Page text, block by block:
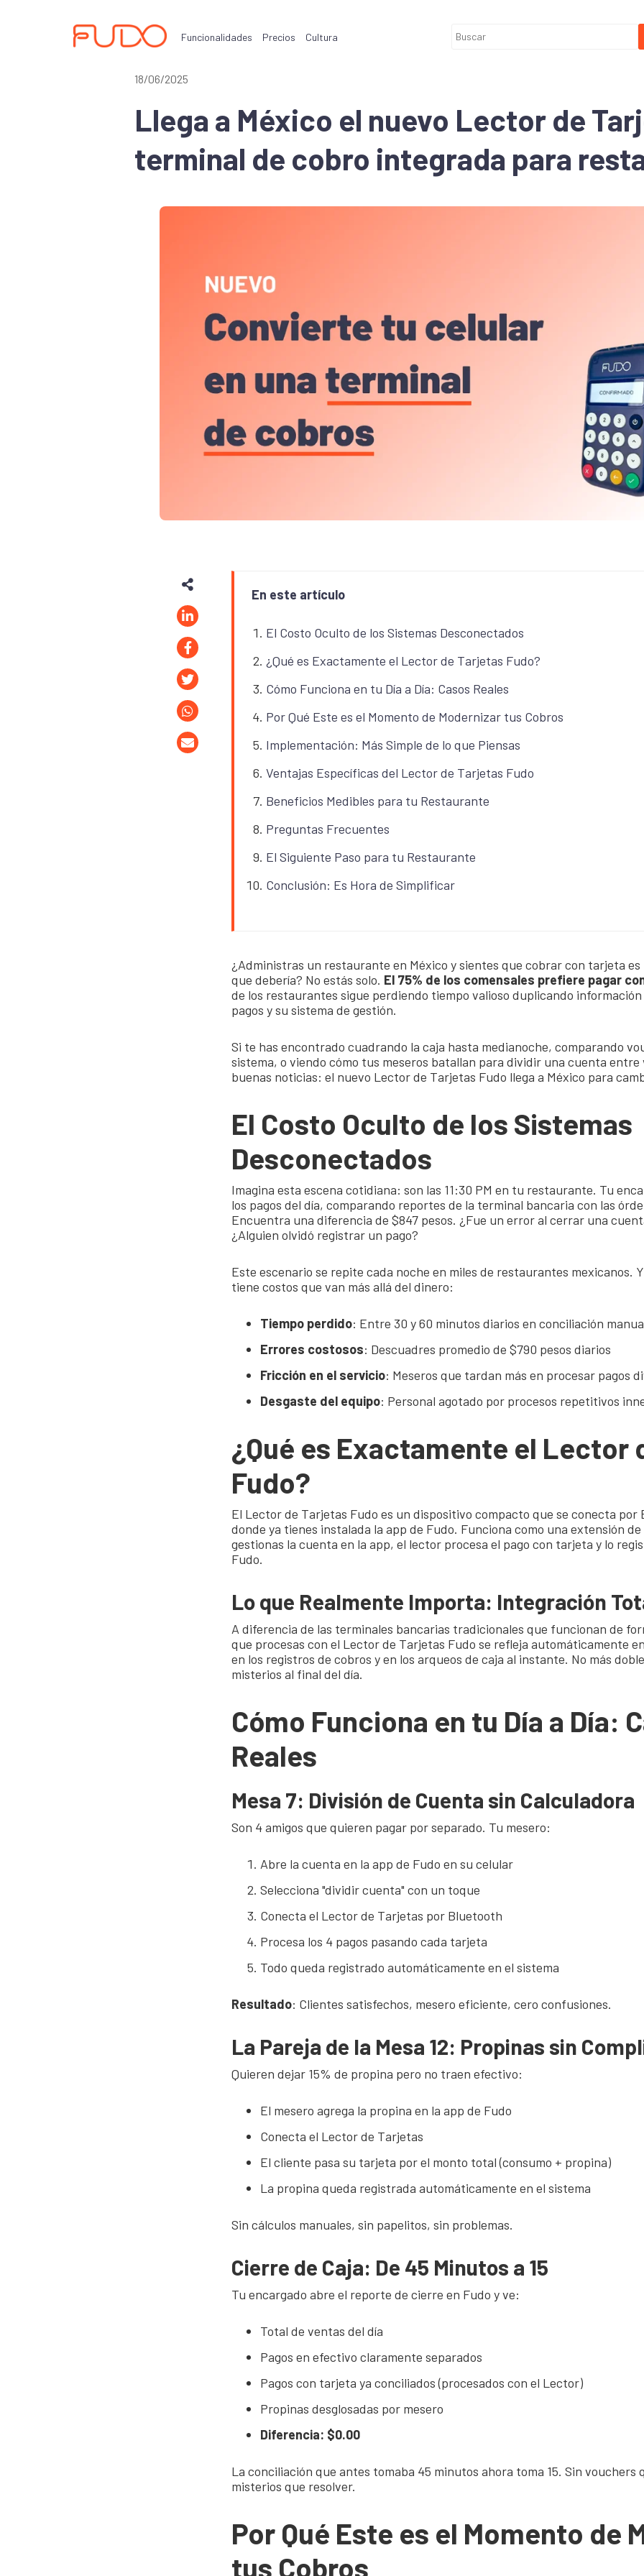
Funcionalidades Precios Cultura
18/06/2025
Llega a México el nuevo Lector de
terminal de cobro integrada para
En este artículo
El Costo Oculto de los Sistemas Desconectados
¿Qué es Exactamente el Lector de Tarjetas Fudo?
Cómo Funciona en tu Día a Día: Casos Reales
Por Qué Este es el Momento de Modernizar tus Cobros
Implementación: Más Simple de lo que Piensas
Ventajas Específicas del Lector de Tarjetas Fudo
Beneficios Medibles para tu Restaurante
Preguntas Frecuentes
El Siguiente Paso para tu Restaurante
Conclusión: Es Hora de Simplificar
¿Administras un restaurante en México y sientes que cobrar con tarjeta es
que debería? No estás solo. El 75% de los comensales prefiere pagar
de los restaurantes sigue perdiendo tiempo valioso duplicando
pagos y su sistema de gestión.
Si te has encontrado cuadrando la caja hasta medianoche, comparando
sistema, o viendo cómo tus meseros batallan para dividir una cuenta entre
buenas noticias: el nuevo Lector de Tarjetas Fudo llega a México para
El Costo Oculto de los Sistemas
Desconectados
Imagina esta escena cotidiana: son las 11:30 PM en tu restaurante. Tu
los pagos del día, comparando reportes de la terminal bancaria con las
Encuentra una diferencia de $847 pesos. ¿Fue un error al cerrar una
¿Alguien olvidó registrar un pago?
Este escenario se repite cada noche en miles de restaurantes mexicanos.
tiene costos que van más allá del dinero:
Tiempo perdido: Entre 30 y 60 minutos diarios en conciliación
Errores costosos: Descuadres promedio de $790 pesos diarios
Fricción en el servicio: Meseros que tardan más en procesar pagos
Desgaste del equipo: Personal agotado por procesos repetitivos
¿Qué es Exactamente el Lector
Fudo?
El Lector de Tarjetas Fudo es un dispositivo compacto que se conecta
donde ya tienes instalada la app de Fudo. Funciona como una extensión
gestionas la cuenta en la app, el lector procesa el pago con tarjeta y lo
Fudo.
Lo que Realmente Importa: Integración
A diferencia de las terminales bancarias tradicionales que funcionan de
que procesas con el Lector de Tarjetas Fudo se refleja automáticamente
en los registros de cobros y en los arqueos de caja al instante. No más
misterios al final del día.
Cómo Funciona en tu Día a Día:
Reales
Mesa 7: División de Cuenta sin Calculadora
Son 4 amigos que quieren pagar por separado. Tu mesero:
Abre la cuenta en la app de Fudo en su celular
Selecciona "dividir cuenta" con un toque
Conecta el Lector de Tarjetas por Bluetooth
Procesa los 4 pagos pasando cada tarjeta
Todo queda registrado automáticamente en el sistema
Resultado: Clientes satisfechos, mesero eficiente, cero confusiones.
La Pareja de la Mesa 12: Propinas sin
Quieren dejar 15% de propina pero no traen efectivo:
El mesero agrega la propina en la app de Fudo
Conecta el Lector de Tarjetas
El cliente pasa su tarjeta por el monto total (consumo + propina)
La propina queda registrada automáticamente en el sistema
Sin cálculos manuales, sin papelitos, sin problemas.
Cierre de Caja: De 45 Minutos a 15
Tu encargado abre el reporte de cierre en Fudo y ve:
Total de ventas del día
Pagos en efectivo claramente separados
Pagos con tarjeta ya conciliados (procesados con el Lector)
Propinas desglosadas por mesero
Diferencia: $0.00
La conciliación que antes tomaba 45 minutos ahora toma 15. Sin vouchers
misterios que resolver.
Por Qué Este es el Momento de
tus Cobros